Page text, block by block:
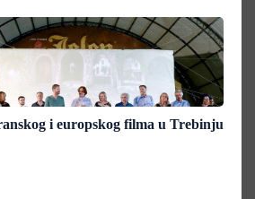
i europskog filma u Trebinju